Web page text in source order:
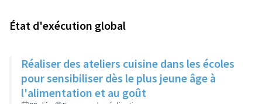
État d'exécution global
Réaliser des ateliers cuisine dans les écoles
pour sensibiliser dès le plus jeune âge à
l'alimentation et au goût